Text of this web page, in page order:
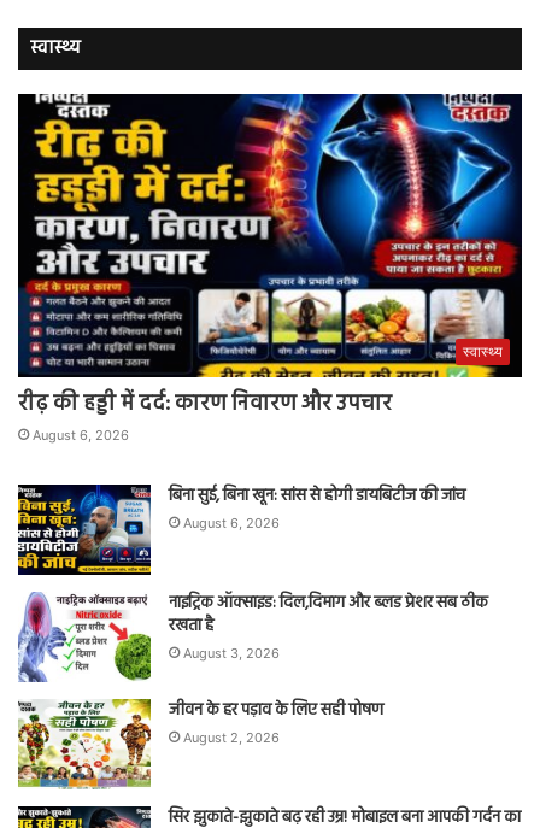
स्वास्थ्य
स्वास्थ्य
रीढ़ की हड्डी में दर्द: कारण निवारण और उपचार
August 6, 2026
बिना सुई, बिना खून: सांस से होगी डायबिटीज की जांच
August 6, 2026
नाइट्रिक ऑक्साइड: दिल,दिमाग और ब्लड प्रेशर सब ठीक
रखता है
August 3, 2026
जीवन के हर पड़ाव के लिए सही पोषण
August 2, 2026
सिर झुकाते-झुकाते बढ़ रही उम्र! मोबाइल बना आपकी गर्दन का